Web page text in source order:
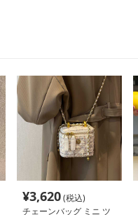
¥3,620(税込)
チェーンバッグ ミニ ツ